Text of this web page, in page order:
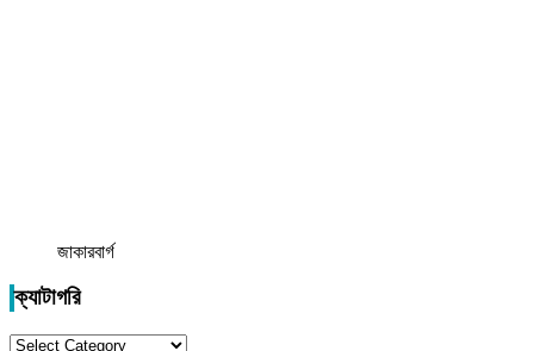
জাকারবার্গ
ক্যাটাগরি
ক্যাটাগরি